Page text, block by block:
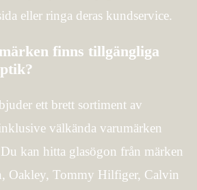
eller ringa deras kundservice.
finns tillgängliga
ett brett sortiment av
välkända varumärken
kan hitta glasögon från märken
Oakley, Tommy Hilfiger, Calvin